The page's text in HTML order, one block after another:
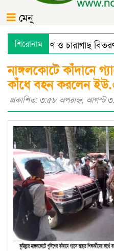
মেনু
শিরোনাম
বৃক্ষরোপণ ও চারাগাছ বিতরণ
নাঙ্গলকোটে কাঁদানে
কাঁধে বহন করলেন
প্রকাশিত: ৩:৫৮ অপরাহ্ণ, আগস্ট